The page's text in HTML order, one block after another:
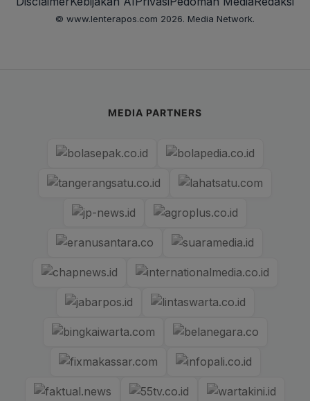
© www.lenterapos.com 2026. Media Network.
MEDIA PARTNERS